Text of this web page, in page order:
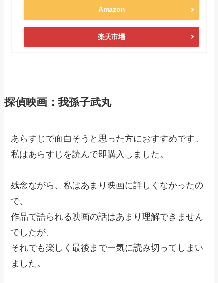
Amazon
楽天市場
探偵映画：我孫子武丸
あらすじで面白そうと思った方におすすめです。
私はあらすじを読んで即購入しました。
残念ながら、私はあまり映画に詳しくなかったの
で、
作品で語られる映画の話はあまり理解できません
でしたが、
それでも楽しく最後まで一気に読み切ってしまい
ました。